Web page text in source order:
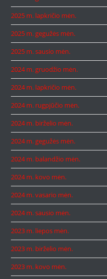
2025 m. lapkričio mėn.
2025 m. gegužės mėn.
2025 m. sausio mėn.
2024 m. gruodžio mėn.
2024 m. lapkričio mėn.
2024 m. rugpjūčio mėn.
2024 m. birželio mėn.
2024 m. gegužės mėn.
2024 m. balandžio mėn.
2024 m. kovo mėn.
2024 m. vasario mėn.
2024 m. sausio mėn.
2023 m. liepos mėn.
2023 m. birželio mėn.
2023 m. kovo mėn.